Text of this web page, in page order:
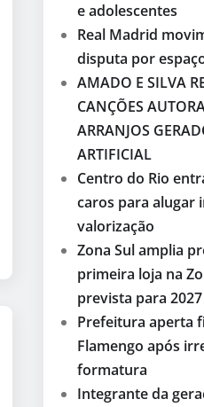
e adolescentes
Real Madrid
disputa por
AMADO E SILVA
CANÇÕES
ARRANJOS
ARTIFICIAL
Centro do Rio
caros para alugar
valorização
Zona Sul amplia
primeira loja na
prevista para 2027
Prefeitura aperta
Flamengo após
formatura
Integrante da